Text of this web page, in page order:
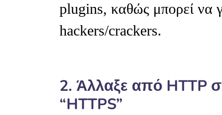
plugins, καθώς μπορεί να
hackers/crackers.
2. Άλλαξε από HTTP
“HTTPS”